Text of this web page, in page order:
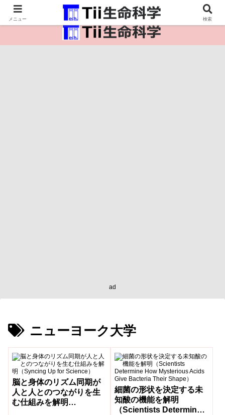
医療保健・生命・生物の情報インフラ。
ad
ニューヨーク大学
脳と身体のリズム同期が
人と人とのつながりを生
む仕組みを解明
細菌の形状を決定する未
知酸の機能を解明
（Scientists Determine
メニュー 検索